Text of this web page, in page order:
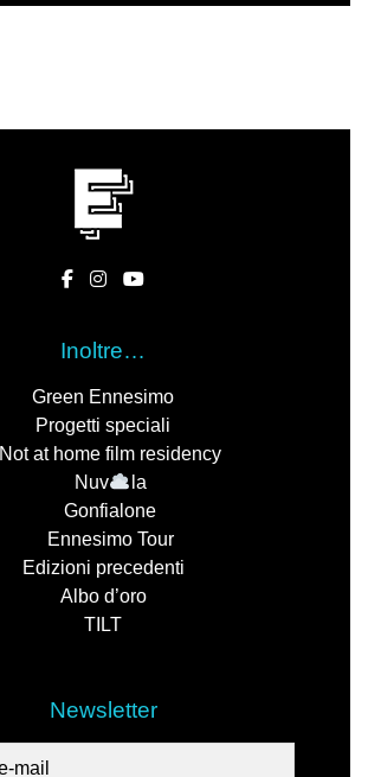
Inoltre…
Green Ennesimo
Progetti speciali
Not at home film residency
Nuv
la
Gonfialone
Ennesimo Tour
Edizioni precedenti
Albo d’oro
TILT
Newsletter